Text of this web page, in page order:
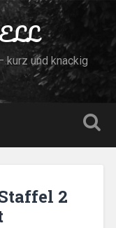
kurz und knackig
2